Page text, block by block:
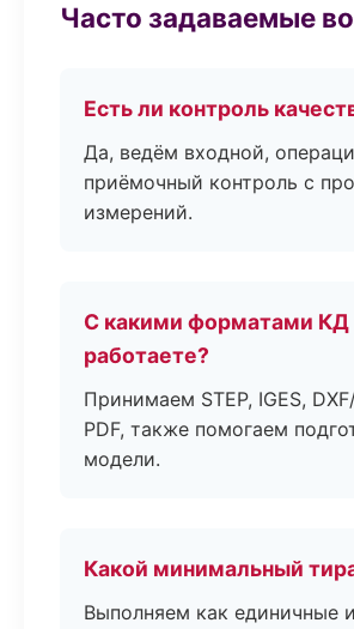
Часто задаваемые
Есть ли контроль
Да, ведём входной,
приёмочный контроль с
измерений.
С какими форматами КД
работаете?
Принимаем STEP, IGES,
PDF, также помогаем
модели.
Какой минимальный
Выполняем как единичные